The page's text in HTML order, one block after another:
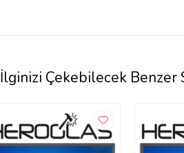
İlginizi Çekebilecek Benzer